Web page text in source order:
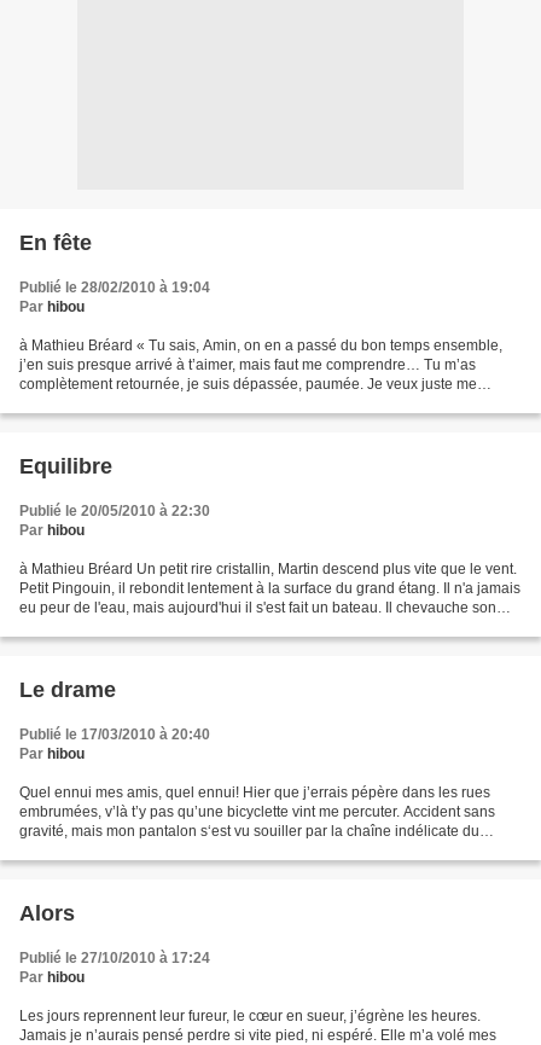
En fête
Publié le 28/02/2010 à 19:04
Par hibou
à Mathieu Bréard « Tu sais, Amin, on en a passé du bon temps ensemble,
j’en suis presque arrivé à t’aimer, mais faut me comprendre… Tu m’as
complètement retournée, je suis dépassée, paumée. Je veux juste me
Equilibre
Publié le 20/05/2010 à 22:30
Par hibou
à Mathieu Bréard Un petit rire cristallin, Martin descend plus vite que le vent.
Petit Pingouin, il rebondit lentement à la surface du grand étang. Il n'a jamais
eu peur de l'eau, mais aujourd'hui il s'est fait un bateau. Il chevauche son
Le drame
Publié le 17/03/2010 à 20:40
Par hibou
Quel ennui mes amis, quel ennui! Hier que j’errais pépère dans les rues
embrumées, v’là t’y pas qu’une bicyclette vint me percuter. Accident sans
gravité, mais mon pantalon s‘est vu souiller par la chaîne indélicate du
Alors
Publié le 27/10/2010 à 17:24
Par hibou
Les jours reprennent leur fureur, le cœur en sueur, j’égrène les heures.
Jamais je n’aurais pensé perdre si vite pied, ni espéré. Elle m’a volé mes